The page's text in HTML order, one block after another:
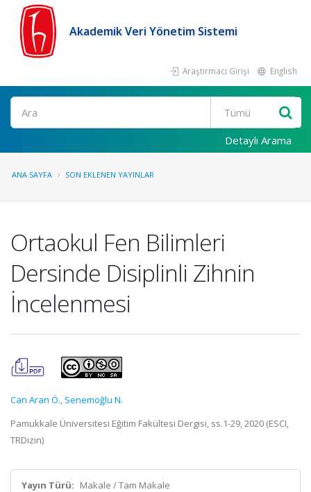
Akademik Veri Yönetim Sistemi
Araştırmacı Girişi English
Ara
Detaylı Arama
ANA SAYFA SON EKLENEN YAYINLAR
Ortaokul Fen Bilimleri
Dersinde Disiplinli Zihnin
İncelenmesi
Can Aran Ö., Senemoğlu N.
Pamukkale Üniversitesi Eğitim Fakültesi Dergisi, ss.1-29, 2020 (ESCI,
TRDizin)
Yayın Türü: Makale / Tam Makale